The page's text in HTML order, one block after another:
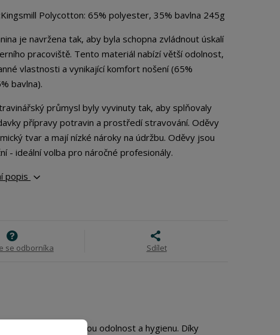
Polycotton: 65% polyester, 35% bavlna 245g
je navržena tak, aby byla schopna zvládnout úskalí
pracoviště. Tento materiál nabízí větší odolnost,
vlastnosti a vynikající komfort nošení (65%
bavlna).
průmysl byly vyvinuty tak, aby splňovaly
přípravy potravin a prostředí stravování. Oděvy
tvar a mají nízké nároky na údržbu. Oděvy jsou
- ideální volba pro náročné profesionály.
popis
se odborníka Sdílet
kde zaručuje vysokou odolnost a hygienu. Díky